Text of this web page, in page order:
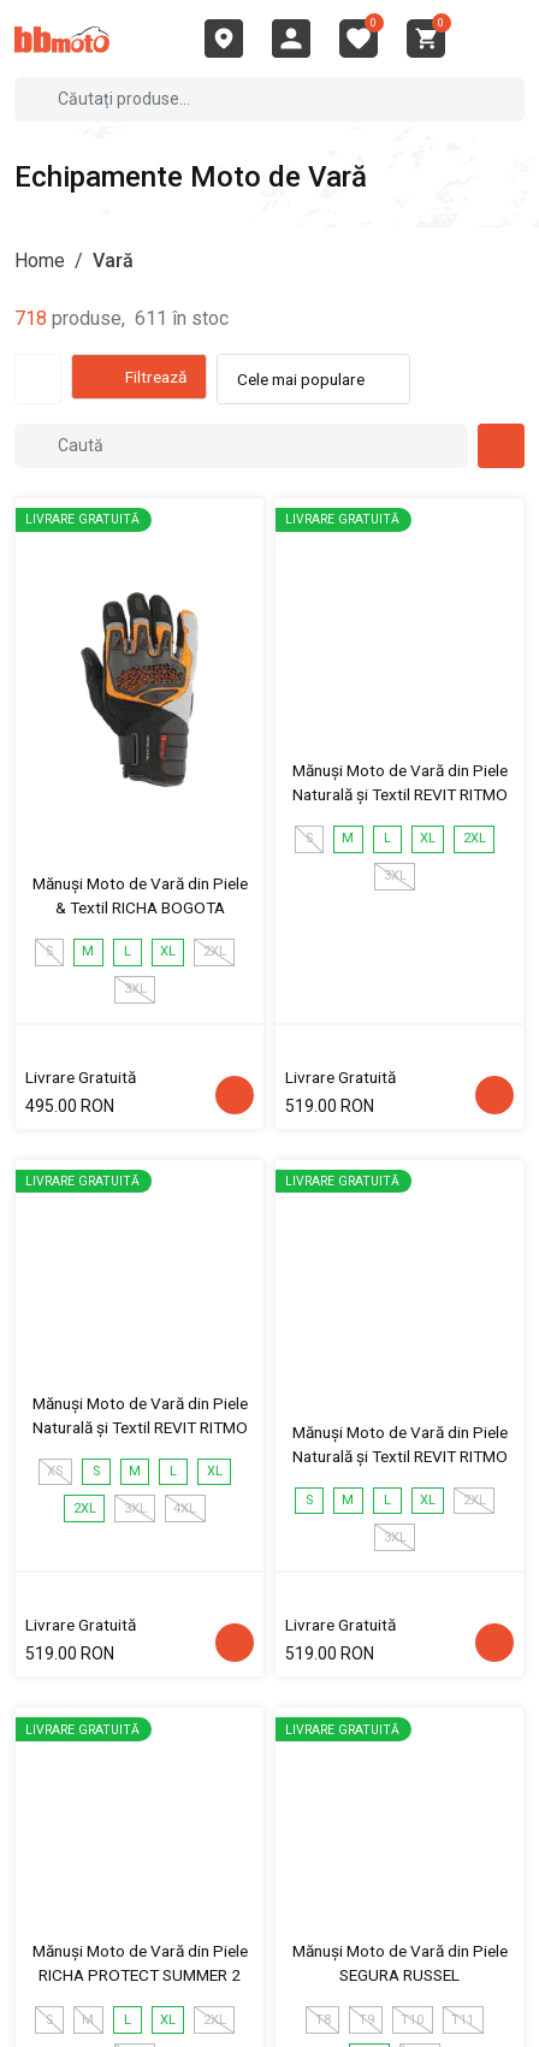
0 0
Echipamente Moto de Vară
Home / Vară
718 produse, 611 în stoc
Filtrează Cele mai populare
LIVRARE GRATUITĂ
Mănuși Moto de Vară din Piele
& Textil RICHA BOGOTA
S M L XL 2XL
3XL
Livrare Gratuită
495.00 RON
LIVRARE GRATUITĂ
Mănuși Moto de Vară din Piele
Naturală și Textil REVIT RITMO
S M L XL 2XL
3XL
Livrare Gratuită
519.00 RON
LIVRARE GRATUITĂ
Mănuși Moto de Vară din Piele
Naturală și Textil REVIT RITMO
XS S M L XL
2XL 3XL 4XL
Livrare Gratuită
519.00 RON
LIVRARE GRATUITĂ
Mănuși Moto de Vară din Piele
Naturală și Textil REVIT RITMO
S M L XL 2XL
3XL
Livrare Gratuită
519.00 RON
LIVRARE GRATUITĂ
Mănuși Moto de Vară din Piele
RICHA PROTECT SUMMER 2
S M L XL 2XL
LIVRARE GRATUITĂ
Mănuși Moto de Vară din Piele
SEGURA RUSSEL
T8 T9 T10 T11